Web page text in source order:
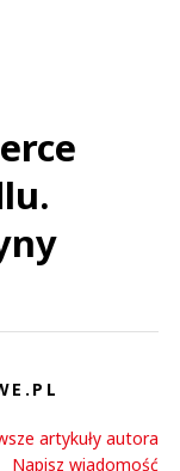
artykuły autora
Napisz wiadomość